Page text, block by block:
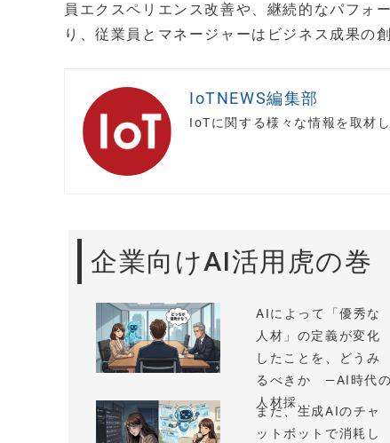
員エクスペリエンス改善や、継続的なパフォ
り、従業員とマネージャーはビジネス成果の
IoTNEWS編集部
IoTに関する様々な情報を取材
企業向けAI活用虎の巻
AIによって「優秀な
人材」の定義が変化
したことを、どうみ
るべきか —AI時代の
人材採...
まだ、生成AIのチャ
ットボットで消耗し